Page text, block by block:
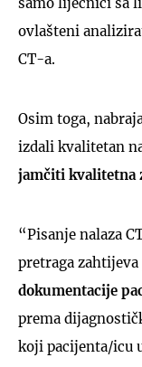
ovlašteni
CT-a.
Osim toga,
izdali kvalitetan
jamčiti kvalitetna
“Pisanje nalaza
pretraga zahtijeva
dokumentacije
prema
koji pacijenta/icu